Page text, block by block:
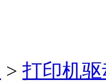
> 打印机